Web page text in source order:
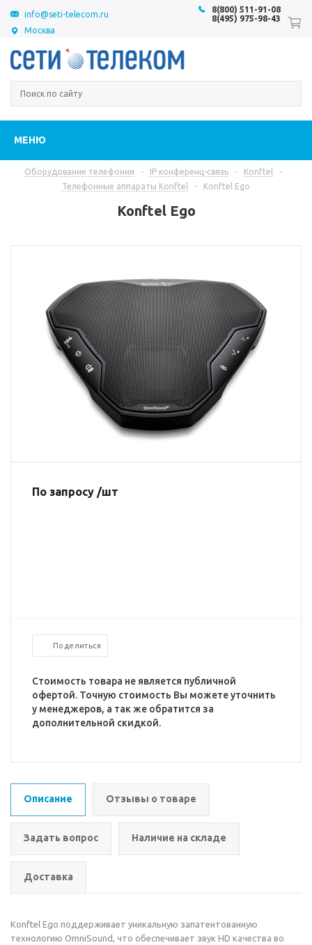
Москва
8(800) 511-91-08
8(495) 975-98-43
info@seti-telecom.ru
МЕНЮ
Оборудование телефонии - IP конференц-связь - Konftel
-
Телефонные аппараты Konftel
- Konftel Ego
Konftel Ego
По запросу /шт
Поделиться
Стоимость товара не является публичной
офертой. Точную стоимость Вы можете уточнить
у менеджеров, а так же обратится за
дополнительной скидкой.
Описание Отзывы о товаре
Задать вопрос Наличие на складе
Доставка
Konftel Ego поддерживает уникальную запатентованную
технологию OmniSound, что обеспечивает звук HD качества во